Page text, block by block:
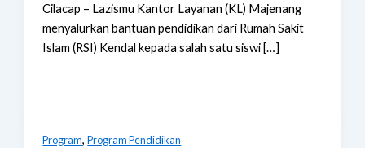
Cilacap – Lazismu Kantor Layanan (KL) Majenang
menyalurkan bantuan pendidikan dari Rumah Sakit
Islam (RSI) Kendal kepada salah satu siswi […]
Program,Program Pendidikan